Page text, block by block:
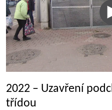
2022 – Uzavření
třídou